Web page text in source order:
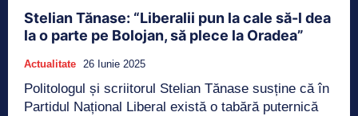
Stelian Tănase: “Liberalii pun la cale să-l dea
la o parte pe Bolojan, să plece la Oradea”
Actualitate 26 Iunie 2025
Politologul și scriitorul Stelian Tănase susține că în
Partidul Național Liberal există o tabără puternică